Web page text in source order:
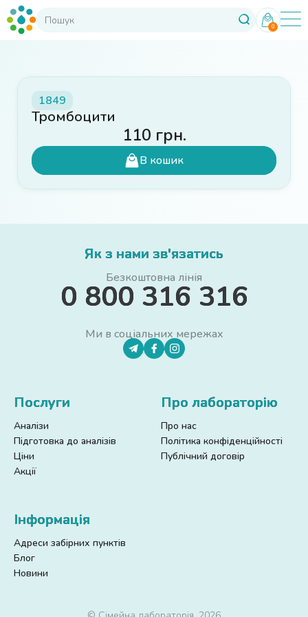
0
1849
Тромбоцити
110 грн.
В кошик
Як з нами зв'язатись
Безкоштовна лінія
0 800 316 316
Ми в соціальних мережах
Послуги
Аналізи
Підготовка до аналізів
Ціни
Акції
Про лабораторію
Про нас
Політика конфіденційності
Публічний договір
Інформація
Адреси забірних пунктів
Блог
Новини